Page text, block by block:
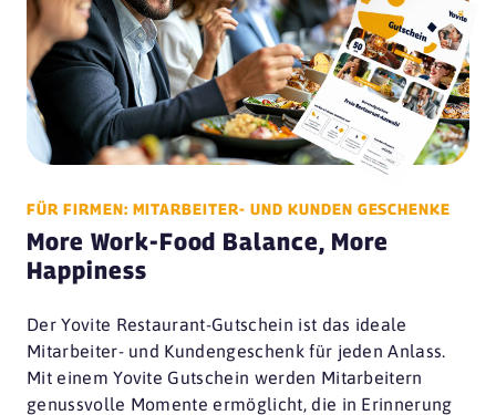
FÜR FIRMEN: MITARBEITER- UND KUNDEN GESCHENKE
More Work-Food Balance, More
Happiness
Der Yovite Restaurant-Gutschein ist das ideale
Mitarbeiter- und Kundengeschenk für jeden Anlass.
Mit einem Yovite Gutschein werden Mitarbeitern
genussvolle Momente ermöglicht, die in Erinnerung